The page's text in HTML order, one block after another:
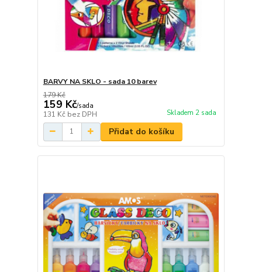
BARVY NA SKLO - sada 10 barev
179 Kč
159 Kč/sada
131 Kč bez DPH Skladem 2 sada
Přidat do košíku